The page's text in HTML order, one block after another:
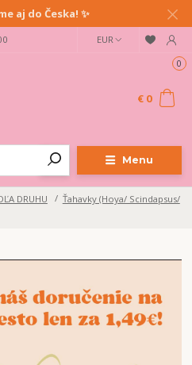
aj do Česka! ✨
Menu
EUR
0
€ 0
DRUHU
Ťahavky (Hoya/ Scindapsus/